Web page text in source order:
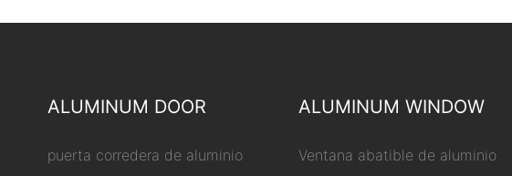
ALUMINUM DOOR
puerta corredera de aluminio
ALUMINUM WINDOW
Ventana abatible de aluminio